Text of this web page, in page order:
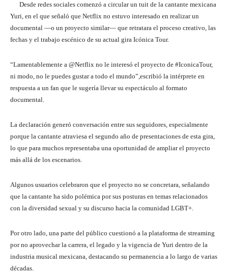
Desde redes sociales comenzó a circular un tuit de la cantante mexicana
Yuri, en el que señaló que Netflix no estuvo interesado en realizar un
documental —o un proyecto similar— que retratara el proceso creativo, las
fechas y el trabajo escénico de su actual gira Icónica Tour.
“Lamentablemente a @Netflix no le interesó el proyecto de #IconicaTour,
ni modo, no le puedes gustar a todo el mundo”,escribió la intérprete en
respuesta a un fan que le sugería llevar su espectáculo al formato
documental.
La declaración generó conversación entre sus seguidores, especialmente
porque la cantante atraviesa el segundo año de presentaciones de esta gira,
lo que para muchos representaba una oportunidad de ampliar el proyecto
más allá de los escenarios.
Algunos usuarios celebraron que el proyecto no se concretara, señalando
que la cantante ha sido polémica por sus posturas en temas relacionados
con la diversidad sexual y su discurso hacia la comunidad LGBT+.
Por otro lado, una parte del público cuestionó a la plataforma de streaming
por no aprovechar la carrera, el legado y la vigencia de Yuri dentro de la
industria musical mexicana, destacando su permanencia a lo largo de varias
décadas.